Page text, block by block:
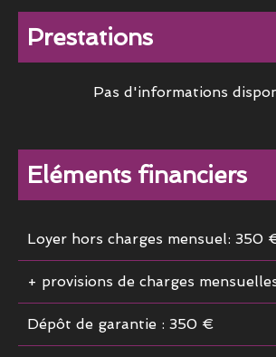
Prestations
Pas d'informations
Eléments financiers
Loyer hors charges mensuel: 350
+ provisions de charges
Dépôt de garantie : 350 €